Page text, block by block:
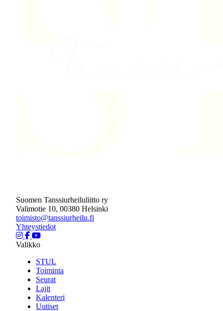
Suomen Tanssiurheiluliitto ry
Valimotie 10, 00380 Helsinki
toimisto@tanssiurheilu.fi
Yhteystiedot
Valikko
STUL
Toiminta
Seurat
Lajit
Kalenteri
Uutiset